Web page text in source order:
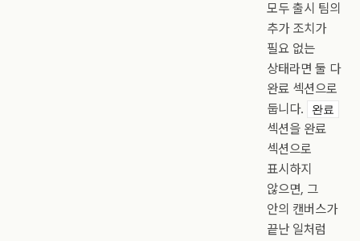
모두 출시 팀의
추가 조치가
필요 없는
상태라면 둘 다
완료 섹션으로
둡니다.
완료
섹션을 완료
섹션으로
표시하지
않으면, 그
안의 캔버스가
끝난 일처럼